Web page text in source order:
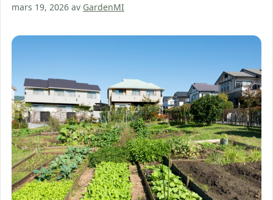
mars 19, 2026 av GardenMI